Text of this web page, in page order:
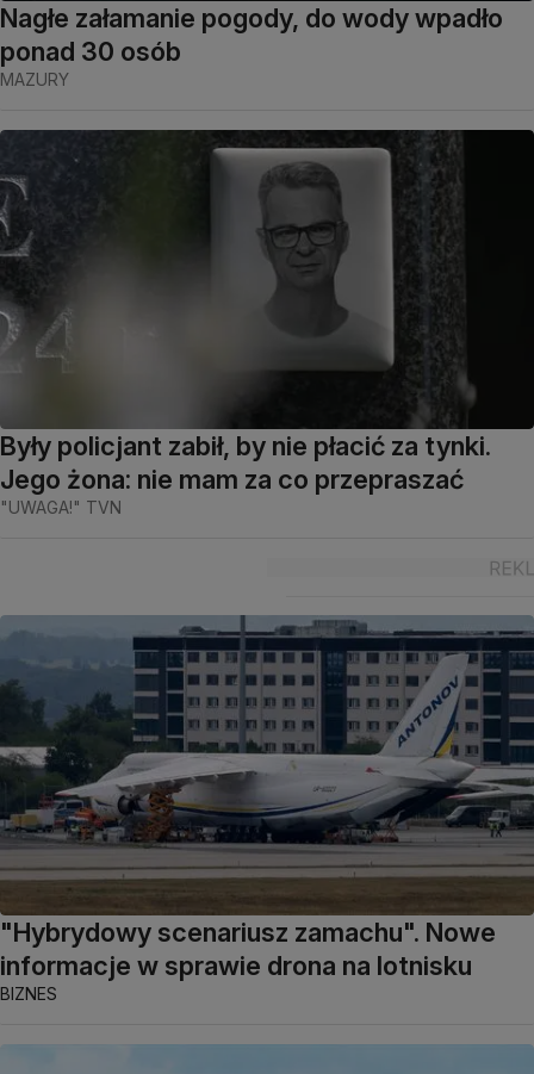
Nagłe załamanie pogody, do wody wpadło
ponad 30 osób
MAZURY
Były policjant zabił, by nie płacić za tynki.
Jego żona: nie mam za co przepraszać
"UWAGA!" TVN
"Hybrydowy scenariusz zamachu". Nowe
informacje w sprawie drona na lotnisku
BIZNES